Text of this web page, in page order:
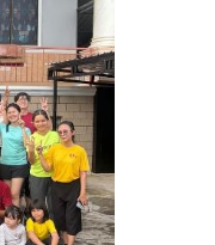
selaku